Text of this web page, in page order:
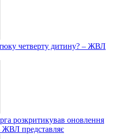
четверту дитину? – ЖВЛ
розкритикував оновлення
ЖВЛ представляє